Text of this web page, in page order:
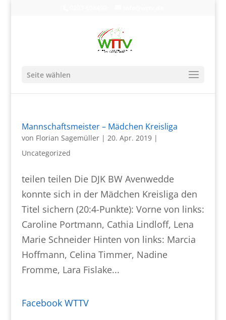
Seite wählen
Mannschaftsmeister – Mädchen Kreisliga
von Florian Sagemüller| 20. Apr. 2019|
Uncategorized
teilen teilen Die DJK BW Avenwedde
konnte sich in der Mädchen Kreisliga den
Titel sichern (20:4-Punkte): Vorne von links:
Caroline Portmann, Cathia Lindloff, Lena
Marie Schneider Hinten von links: Marcia
Hoffmann, Celina Timmer, Nadine
Fromme, Lara Fislake...
Facebook WTTV